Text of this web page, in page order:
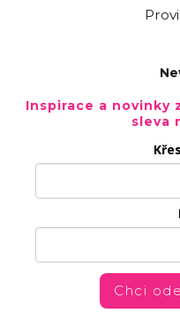
Inspirace a novinky
sleva
Chci